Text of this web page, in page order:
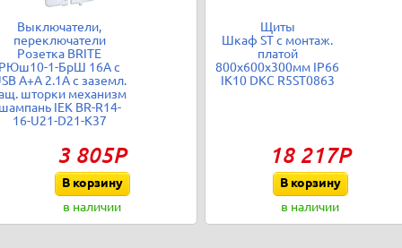
Выключатели,
переключатели
Розетка BRITE
1-БрШ 16А с
A+A 2.1А с заземл.
шторки механизм
IEK BR-R14-
16-U21-D21-K37
3 805Р
В корзину
в наличии
Щиты
Шкаф ST с монтаж.
платой
800х600х300мм IP66
IK10 DKC R5ST0863
18 217Р
В корзину
в наличии